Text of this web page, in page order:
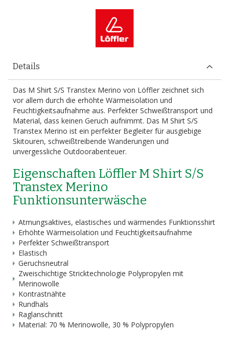
Details
Das M Shirt S/S Transtex Merino von Löffler zeichnet sich
vor allem durch die erhöhte Wärmeisolation und
Feuchtigkeitsaufnahme aus. Perfekter Schweißtransport und
Material, dass keinen Geruch aufnimmt. Das M Shirt S/S
Transtex Merino ist ein perfekter Begleiter für ausgiebige
Skitouren, schweißtreibende Wanderungen und
unvergessliche Outdoorabenteuer.
Eigenschaften Löffler M Shirt S/S
Transtex Merino
Funktionsunterwäsche
Atmungsaktives, elastisches und wärmendes Funktionsshirt
Erhöhte Wärmeisolation und Feuchtigkeitsaufnahme
Perfekter Schweißtransport
Elastisch
Geruchsneutral
Zweischichtige Stricktechnologie Polypropylen mit
Merinowolle
Kontrastnähte
Rundhals
Raglanschnitt
Material: 70 % Merinowolle, 30 % Polypropylen